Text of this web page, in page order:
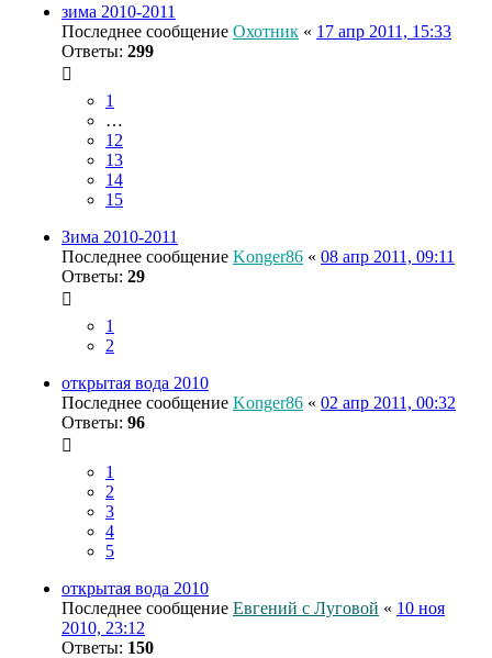
зима 2010-2011
Последнее сообщение Охотник « 17 апр 2011, 15:33
Ответы: 299
1
…
12
13
14
15
Зима 2010-2011
Последнее сообщение Konger86 « 08 апр 2011, 09:11
Ответы: 29
1
2
открытая вода 2010
Последнее сообщение Konger86 « 02 апр 2011, 00:32
Ответы: 96
1
2
3
4
5
открытая вода 2010
Последнее сообщение Евгений с Луговой « 10 ноя
2010, 23:12
Ответы: 150